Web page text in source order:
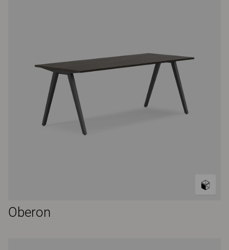
Oberon